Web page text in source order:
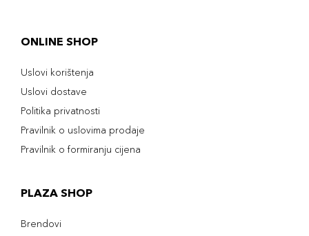
ONLINE SHOP
Uslovi korištenja
Uslovi dostave
Politika privatnosti
Pravilnik o uslovima prodaje
Pravilnik o formiranju cijena
PLAZA SHOP
Brendovi